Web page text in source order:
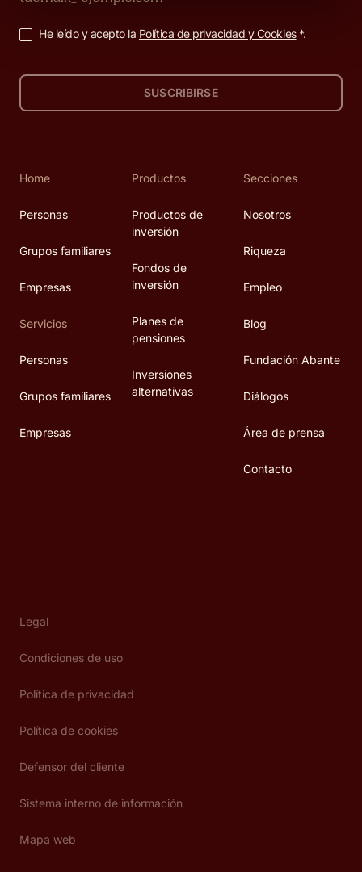
He leído y acepto la Política de privacidad y Cookies*.
SUSCRIBIRSE
Home
Personas
Grupos familiares
Empresas
Servicios
Personas
Grupos familiares
Empresas
Productos
Productos de
inversión
Fondos de
inversión
Planes de
pensiones
Inversiones
alternativas
Secciones
Nosotros
Riqueza
Empleo
Blog
Fundación Abante
Diálogos
Área de prensa
Contacto
Legal
Condiciones de uso
Política de privacidad
Política de cookies
Defensor del cliente
Sistema interno de información
Mapa web